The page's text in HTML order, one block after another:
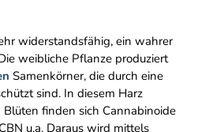
widerstandsfähig, ein wahrer
weibliche Pflanze produziert
Samenkörner, die durch eine
sind. In diesem Harz
finden sich Cannabinoide
u.a. Daraus wird mittels